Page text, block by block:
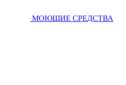
МОЮЩИЕ СРЕДСТВА